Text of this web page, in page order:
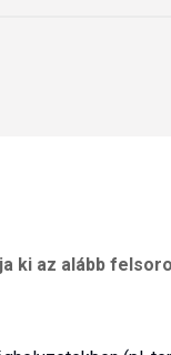
ki az alább